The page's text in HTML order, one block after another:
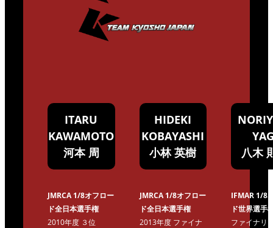
ITARU
KAWAMOTO
河本 周
JMRCA 1/8オフロー
ド全日本選手権
2010年度 ３位
HIDEKI
KOBAYASHI
小林 英樹
JMRCA 1/8オフロー
ド全日本選手権
2013年度 ファイナ
八木
IFMAR 1/8
ド世界選手
ファイナリ